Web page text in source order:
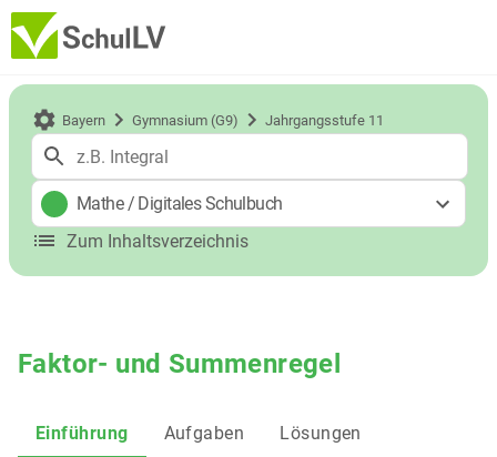
Bayern Gymnasium (G9) Jahrgangsstufe 11
Mathe/ Digitales Schulbuch
Zum Inhaltsverzeichnis
Faktor- und Summenregel
Einführung Aufgaben Lösungen